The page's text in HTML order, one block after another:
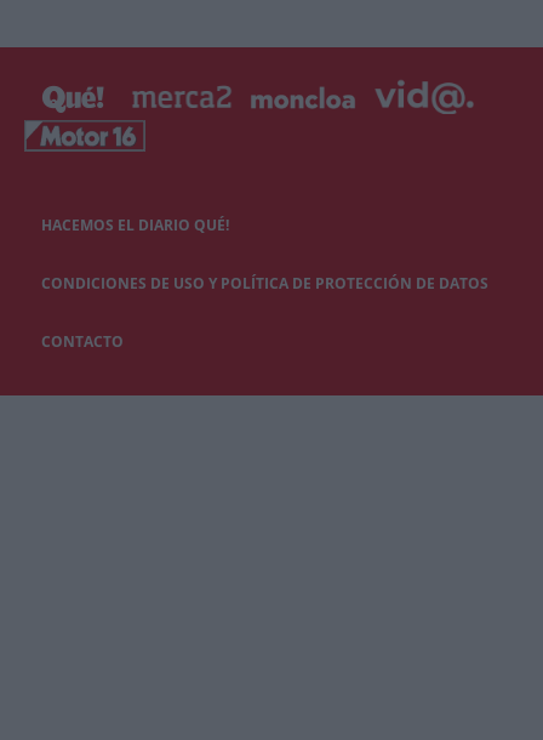
HACEMOS EL DIARIO QUÉ!
CONDICIONES DE USO Y POLÍTICA DE PROTECCIÓN DE DATOS
CONTACTO